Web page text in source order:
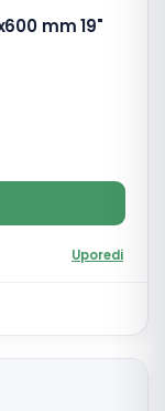
mm 19"
Uporedi